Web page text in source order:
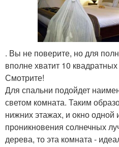
. Вы не поверите, но для
вполне хватит 10
Смотрите!
Для спальни подойдет
светом комната. Таким
нижних этажах, и окно
проникновения солнечных
дерева, то эта комната -